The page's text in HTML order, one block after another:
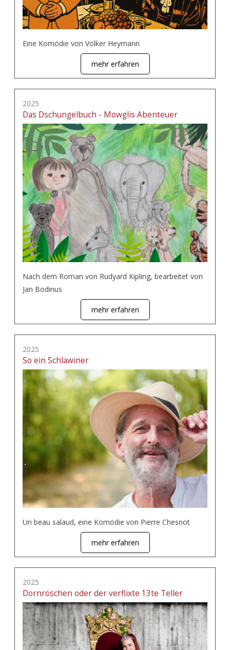
Eine Komödie von Volker Heymann
mehr erfahren
2025
Das Dschungelbuch - Mowglis Abenteuer
Nach dem Roman von Rudyard Kipling, bearbeitet von
Jan Bodinus
mehr erfahren
2025
So ein Schlawiner
Un beau salaud, eine Komödie von Pierre Chesnot
mehr erfahren
2025
Dornröschen oder der verflixte 13te Teller